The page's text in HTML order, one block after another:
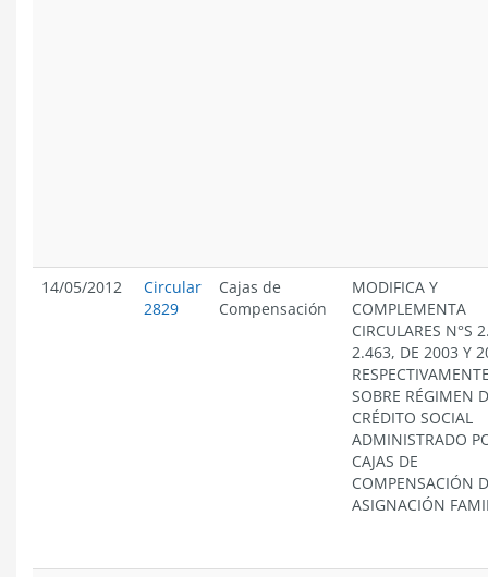
14/05/2012
Circular
2829
Cajas de
Compensación
MODIFICA Y
COMPLEMENTA
CIRCULARES N°S
2.463, DE 2003 Y
SOBRE RÉGIMEN
CRÉDITO SOCIAL
ADMINISTRADO
CAJAS DE
COMPENSACIÓN
ASIGNACIÓN